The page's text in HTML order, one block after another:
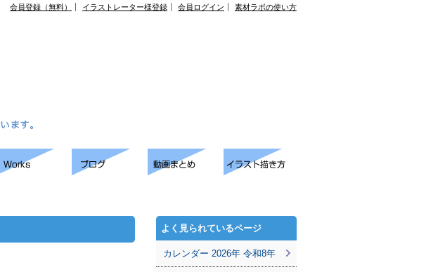
会員登録（無料） イラストレーター様登録 会員ログイン 素材ラボの使い方
よく見られているページ
カレンダー 2026年 令和8年